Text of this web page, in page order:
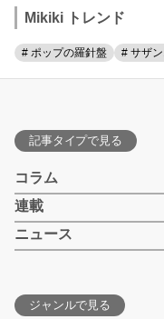
Mikiki トレンド
# ポップの羅針盤 # サザ
記事タイプで見る
コラム
連載
ニュース
ジャンルで見る